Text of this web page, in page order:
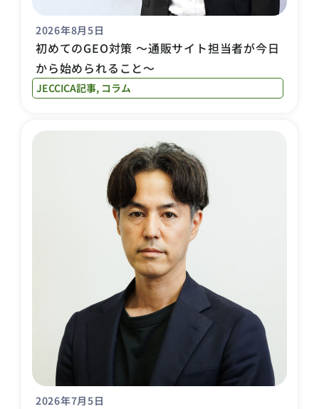
2026年8月5日
初めてのGEO対策 〜通販サイト担当者が今日
から始められること〜
JECCICA記事, コラム
2026年7月5日